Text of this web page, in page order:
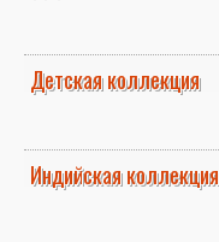
Детская коллекция
Индийская коллекция